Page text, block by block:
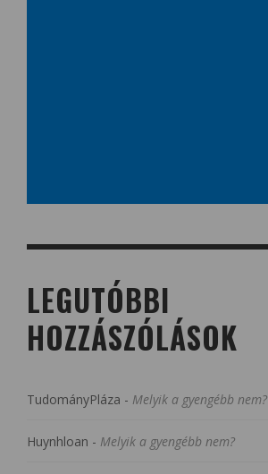
LEGUTÓBBI
HOZZÁSZÓLÁSOK
TudományPláza - Melyik a gyengébb nem?
Huynhloan - Melyik a gyengébb nem?